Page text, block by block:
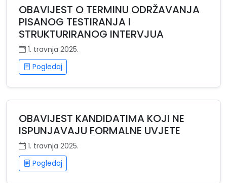
OBAVIJEST O TERMINU ODRŽAVANJA
PISANOG TESTIRANJA I
STRUKTURIRANOG INTERVJUA
1. travnja 2025.
Pogledaj
OBAVIJEST KANDIDATIMA KOJI NE
ISPUNJAVAJU FORMALNE UVJETE
1. travnja 2025.
Pogledaj